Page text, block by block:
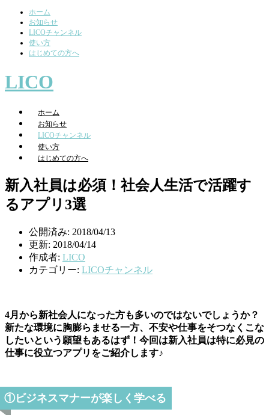
ホーム
お知らせ
LICOチャンネル
使い方
はじめての方へ
LICO
ホーム
お知らせ
LICOチャンネル
使い方
はじめての方へ
新入社員は必須！社会人生活で活躍す
るアプリ3選
公開済み: 2018/04/13
更新: 2018/04/14
作成者: LICO
カテゴリー: LICOチャンネル
4月から新社会人になった方も多いのではないでしょうか？
新たな環境に胸膨らませる一方、不安や仕事をそつなくこな
したいという願望もあるはず！今回は新入社員は特に必見の
仕事に役立つアプリをご紹介します♪
①ビジネスマナーが楽しく学べる